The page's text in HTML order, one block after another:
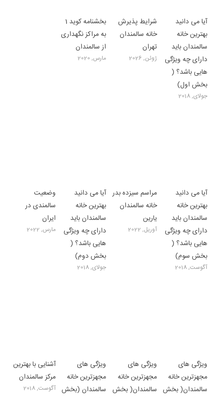
بخشنامه کوید 1
به مراکز نگهداری
از سالمندان
مارس, 2020
شرایط پذیرش
خانه سالمندان
تهران
ژوئن, 2026
آیا می دانید
بهترین خانه
سالمندان باید
دارای چه ویژگی
هایی باشد؟ (
بخش اول)
جولای, 2018
وضعیت
سالمندی در
ایران
مارس, 2022
آیا می دانید
بهترین خانه
سالمندان باید
دارای چه ویژگی
هایی باشد؟ (
بخش دوم)
جولای, 2018
مراسم سیزده بدر
خانه سالمندان
یارین
آوریل, 2022
آیا می دانید
بهترین خانه
سالمندان باید
دارای چه ویژگی
هایی باشد؟ (
بخش سوم)
آگوست, 2018
آشنایی با بهترین
مرکز سالمندان
آگوست, 2018
ویژگی های
مجهزترین خانه
سالمندان (بخش
ویژگی های
مجهزترین خانه
سالمندان( بخش
ویژگی های
مجهزترین خانه
سالمندان( بخش